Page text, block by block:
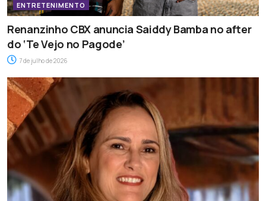
ENTRETENIMENTO
Renanzinho CBX anuncia Saiddy Bamba no after
do ‘Te Vejo no Pagode’
7 de julho de 2026